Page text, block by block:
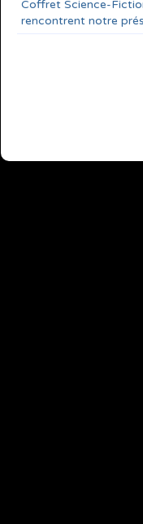
Coffret Science-
rencontrent notre